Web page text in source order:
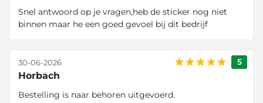
Snel antwoord op je vragen,heb de sticker nog niet
binnen maar he een goed gevoel bij dit bedrijf
5
Horbach
30-06-2026
Bestelling is naar behoren uitgevoerd.